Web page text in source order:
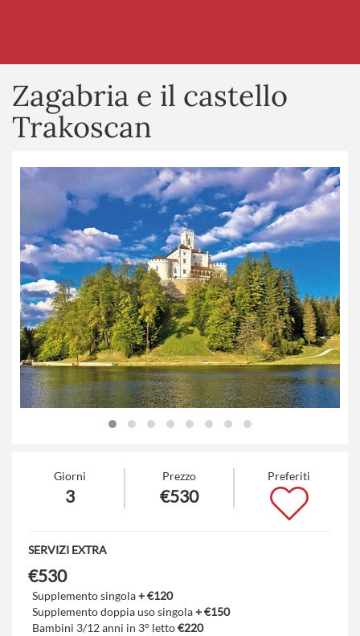
Zagabria e il castello
Trakoscan
Giorni
3
Prezzo
€530
Preferiti
SERVIZI EXTRA
€530
Supplemento singola+ €120
Supplemento doppia uso singola+ €150
Bambini 3/12 anni in 3° letto€220